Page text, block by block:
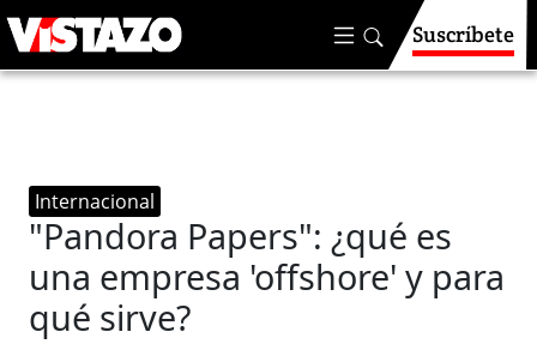
Suscríbete
Internacional
"Pandora Papers": ¿qué es
una empresa 'offshore' y para
qué sirve?